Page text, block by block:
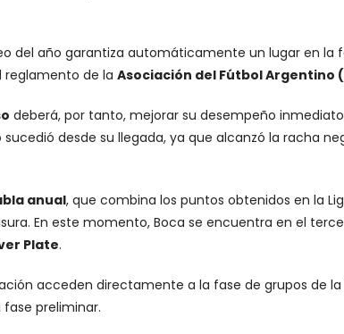
del año garantiza automáticamente un lugar en la
reglamento de la Asociación del Fútbol Argentino
deberá, por tanto, mejorar su desempeño
desde su llegada, ya que alcanzó la racha
anual, que combina los puntos obtenidos en la
En este momento, Boca se encuentra en el
Plate.
acceden directamente a la fase de grupos de
preliminar.